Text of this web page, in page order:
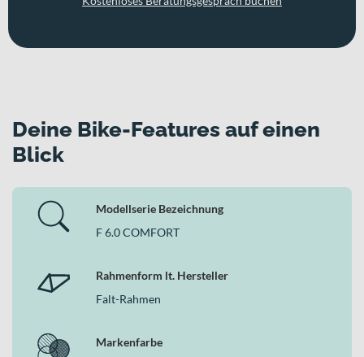
Deine Bike-Features auf einen
Blick
Modellserie Bezeichnung
F 6.0 COMFORT
Rahmenform lt. Hersteller
Falt-Rahmen
Markenfarbe